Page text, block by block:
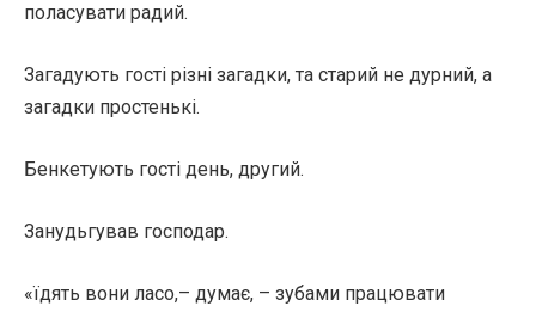
поласувати радий.
Загадують гості різні загадки, та старий не дурний, а
загадки простенькі.
Бенкетують гості день, другий.
Занудьгував господар.
«їдять вони ласо,– думає, – зубами працювати